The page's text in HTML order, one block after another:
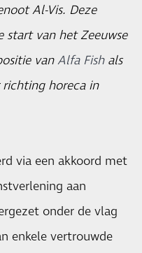
Al-Vis. Deze
start van het Zeeuwse
vanAlfa Fishals
horeca in
via een akkoord met
aan
onder de vlag
enkele vertrouwde